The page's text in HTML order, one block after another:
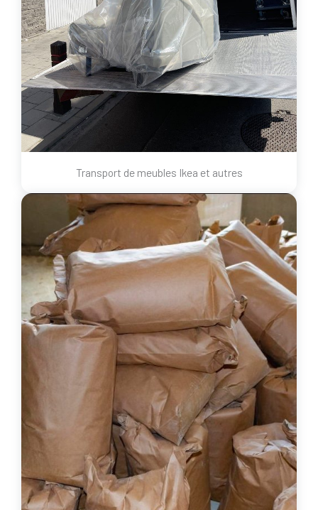
Transport de meubles Ikea et autres